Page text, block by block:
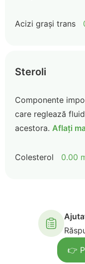
Acizi grași trans
Steroli
Componente
care reglează
acestora. Aflați
Colesterol 0.00
👉